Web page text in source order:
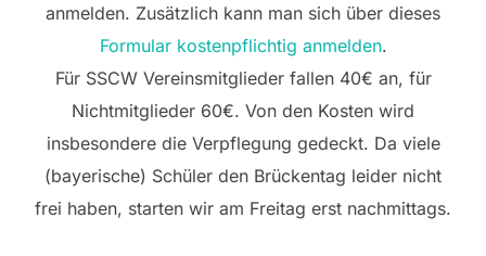
anmelden. Zusätzlich kann man sich über dieses
Formular kostenpflichtig anmelden.
Für SSCW Vereinsmitglieder fallen 40€ an, für
Nichtmitglieder 60€. Von den Kosten wird
insbesondere die Verpflegung gedeckt. Da viele
(bayerische) Schüler den Brückentag leider nicht
frei haben, starten wir am Freitag erst nachmittags.